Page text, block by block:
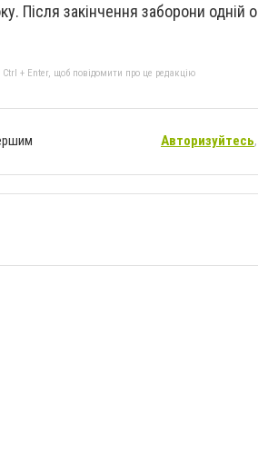
Після закінчення заборони одній
+ Enter, щоб повідомити про це редакцію
Авторизуйтесь